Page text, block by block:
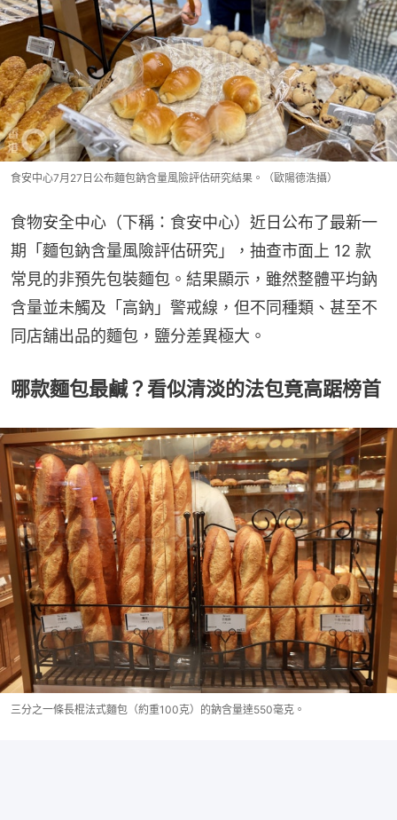
食安中心7月27日公布麵包鈉含量風險評估研究結果。（歐陽德浩攝）
食物安全中心（下稱：食安中心）近日公布了最新一
期「麵包鈉含量風險評估研究」，抽查市面上 12 款
常見的非預先包裝麵包。結果顯示，雖然整體平均鈉
含量並未觸及「高鈉」警戒線，但不同種類、甚至不
同店舖出品的麵包，鹽分差異極大。
哪款麵包最鹹？看似清淡的法包竟高踞榜首
三分之一條長棍法式麵包（約重100克）的鈉含量達550毫克。